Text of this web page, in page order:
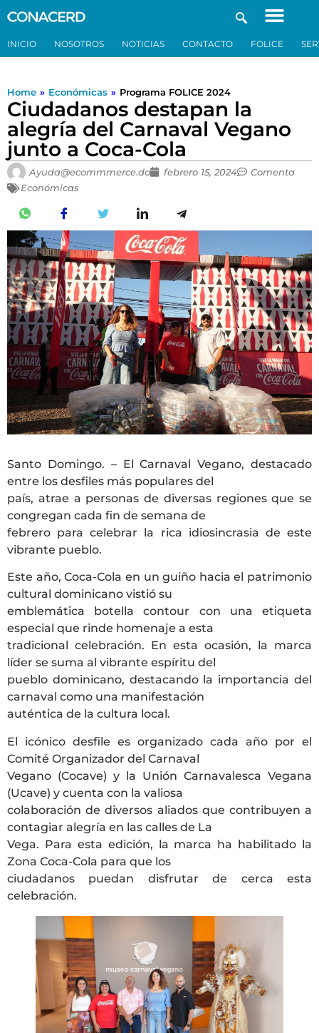
INICIO NOSOTROS NOTICIAS CONTACTO FOLICE
Home » Económicas » Programa FOLICE 2024
Ciudadanos destapan la
alegría del Carnaval Vegano
junto a Coca-Cola
Ayuda@ecommmerce.do febrero 15, 2024
Comenta
Económicas
Santo Domingo. – El Carnaval Vegano, destacado
entre los desfiles más populares del
país, atrae a personas de diversas regiones que se
congregan cada fin de semana de
febrero para celebrar la rica idiosincrasia de este
vibrante pueblo.
Este año, Coca-Cola en un guiño hacia el patrimonio
cultural dominicano vistió su
emblemática botella contour con una etiqueta
especial que rinde homenaje a esta
tradicional celebración. En esta ocasión, la marca
líder se suma al vibrante espíritu del
pueblo dominicano, destacando la importancia del
carnaval como una manifestación
auténtica de la cultura local.
El icónico desfile es organizado cada año por el
Comité Organizador del Carnaval
Vegano (Cocave) y la Unión Carnavalesca Vegana
(Ucave) y cuenta con la valiosa
colaboración de diversos aliados que contribuyen a
contagiar alegría en las calles de La
Vega. Para esta edición, la marca ha habilitado la
Zona Coca-Cola para que los
ciudadanos puedan disfrutar de cerca esta
celebración.